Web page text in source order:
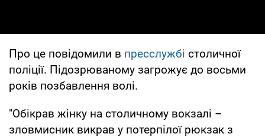
Про це повідомили в пресслужбі столичної
поліції. Підозрюваному загрожує до восьми
років позбавлення волі.
"Обікрав жінку на столичному вокзалі –
зловмисник викрав у потерпілої рюкзак з